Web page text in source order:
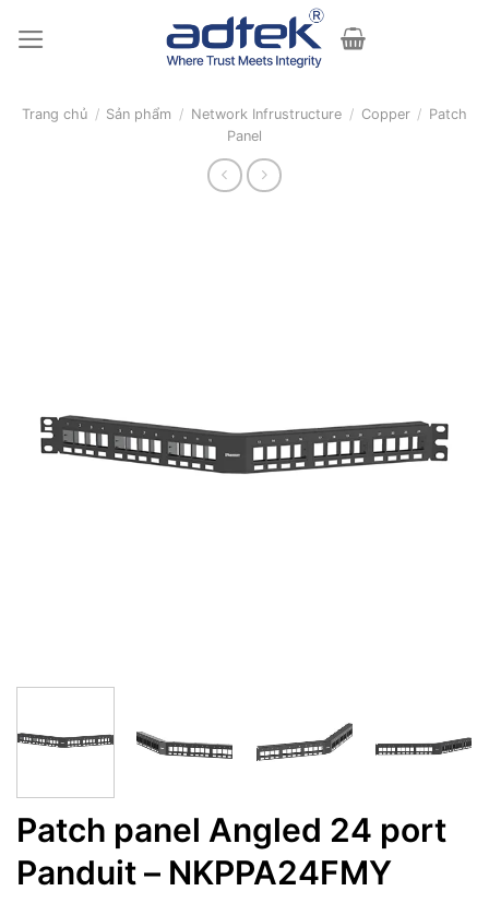
Trang chủ / Sản phẩm / Network Infrustructure / Copper / Patch
Panel
Patch panel Angled 24 port
Panduit – NKPPA24FMY